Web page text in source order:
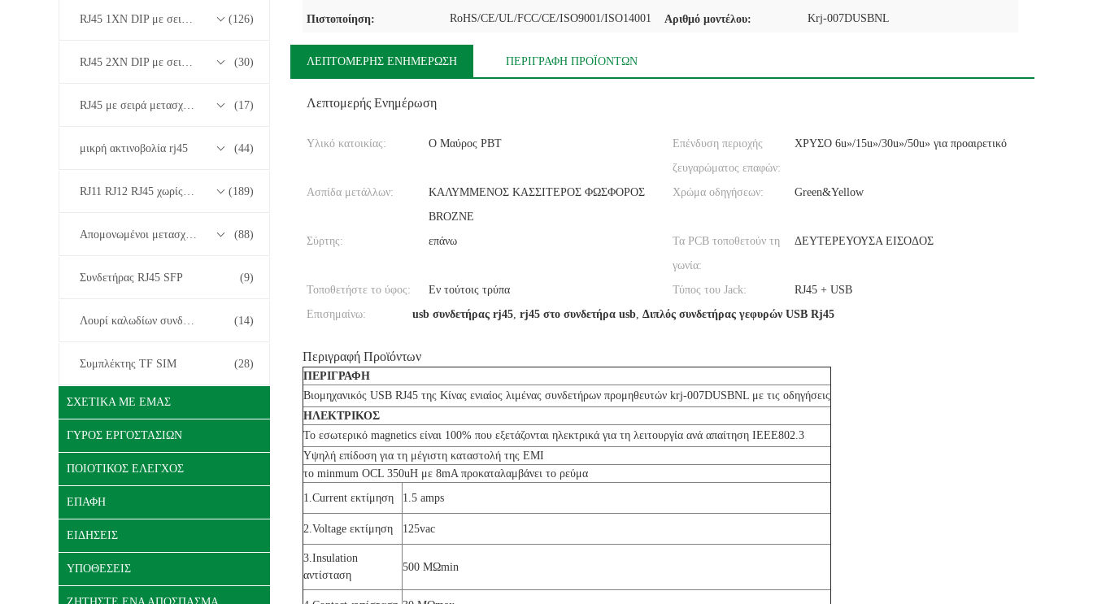
RJ45 1XN DIP με σειρά μετασχηματιστών βάσης-T 10/100/1000M (126)
RJ45 2XN DIP με σειρά μετασχηματιστών βάσης-T 10/100/1000M (30)
RJ45 με σειρά μετασχηματιστών 2.5G/5G/10G Base-T (17)
μικρή ακτινοβολία rj45 (44)
RJ11 RJ12 RJ45 χωρίς σειρά μετασχηματιστών (189)
Απομονωμένοι μετασχηματιστές (88)
Συνδετήρας RJ45 SFP (9)
Λουρί καλωδίων συνδετήρων (14)
Συμπλέκτης TF SIM (28)
ΣΧΕΤΙΚΆ ΜΕ ΕΜΆΣ
ΓΎΡΟΣ ΕΡΓΟΣΤΑΣΊΩΝ
ΠΟΙΟΤΙΚΌΣ ΈΛΕΓΧΟΣ
ΕΠΑΦΉ
ΕΙΔΉΣΕΙΣ
ΥΠΟΘΈΣΕΙΣ
Πιστοποίηση: RoHS/CE/UL/FCC/CE/ISO9001/ISO14001 Αριθμό μοντέλου: Krj-007DUSBNL
ΛΕΠΤΟΜΕΡΉΣ ΕΝΗΜΈΡΩΣΗ ΠΕΡΙΓΡΑΦΉ ΠΡΟΪΌΝΤΩΝ
Λεπτομερής Ενημέρωση
Υλικό κατοικίας: Ο Μαύρος PBT
Επένδυση περιοχής
ζευγαρώματος επαφών:
ΧΡΥΣΟ 6u»/15u»/30u»/50u» για προαιρετικό
Ασπίδα μετάλλων:
ΚΑΛΥΜΜΕΝΟΣ ΚΑΣΣΙΤΕΡΟΣ ΦΩΣΦΟΡΟΣ
BROZNE
Χρώμα οδηγήσεων: Green&Yellow
Σύρτης: επάνω
Τα PCB τοποθετούν τη
γωνία:
ΔΕΥΤΕΡΕΥΟΥΣΑ ΕΙΣΟΔΟΣ
Τοποθετήστε το ύφος: Εν τούτοις τρύπα Τύπος του Jack:
RJ45 + USB
Επισημαίνω:
usb συνδετήρας rj45, rj45 στο συνδετήρα usb, Διπλός συνδετήρας γεφυρών USB Rj45
Περιγραφή Προϊόντων
ΠΕΡΙΓΡΑΦΗ
Βιομηχανικός USB RJ45 της Κίνας ενιαίος λιμένας συνδετήρων προμηθευτών krj-007DUSBNL με τις οδηγήσεις
ΗΛΕΚΤΡΙΚΟΣ
Το εσωτερικό magnetics είναι 100% που εξετάζονται ηλεκτρικά για τη λειτουργία ανά απαίτηση IEEE802.3
Υψηλή επίδοση για τη μέγιστη καταστολή της EMI
το minmum OCL 350uH με 8mA προκαταλαμβάνει το ρεύμα
1.Current εκτίμηση
1.5 amps
2.Voltage εκτίμηση 125vac
3.Insulation
αντίσταση
500 MΩmin